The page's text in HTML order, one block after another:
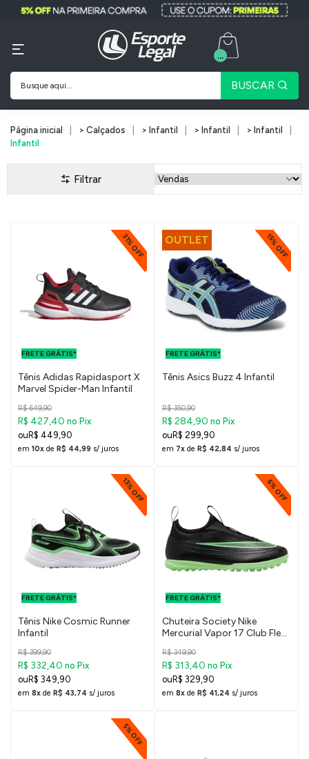
BUSCAR
...
Página inicial > Calçados > Infantil > Infantil
> Infantil
Infantil
Filtrar
31% OFF
FRETE GRÁTIS*
Tênis Adidas Rapidasport X
Marvel Spider-Man Infantil
R$ 649,90
R$ 427,40 no Pix
R$ 449,90
em 10x de R$ 44,99 s/ juros
OUTLET 15% OFF
FRETE GRÁTIS*
FRETE GRÁTIS
Tênis Asics Buzz 4 Infantil
R$ 350,90
R$ 284,90 no Pix
R$ 299,90
em 7x de R$ 42,84 s/ juros
13% OFF
FRETE GRÁTIS*
Tênis Nike Cosmic Runner
Infantil
R$ 399,90
R$ 332,40 no Pix
R$ 349,90
em 8x de R$ 43,74 s/ juros
6% OFF
FRETE GRÁTIS*
Chuteira Society Nike
Mercurial Vapor 17 Club Flex
R$ 349,90
R$ 313,40 no Pix
R$ 329,90
em 8x de R$ 41,24 s/ juros
5% OFF